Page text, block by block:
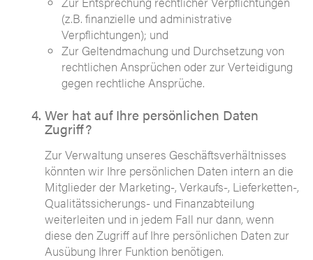
(z.B. finanzielle und administrative
Verpflichtungen); und
Zur Geltendmachung und Durchsetzung von
rechtlichen Ansprüchen oder zur Verteidigung
gegen rechtliche Ansprüche.
Wer hat auf Ihre persönlichen Daten
Zugriff?
Zur Verwaltung unseres Geschäftsverhältnisses
könnten wir Ihre persönlichen Daten intern an die
Mitglieder der Marketing-, Verkaufs-, Lieferketten-,
Qualitätssicherungs- und Finanzabteilung
weiterleiten und in jedem Fall nur dann, wenn
diese den Zugriff auf Ihre persönlichen Daten zur
Ausübung Ihrer Funktion benötigen.